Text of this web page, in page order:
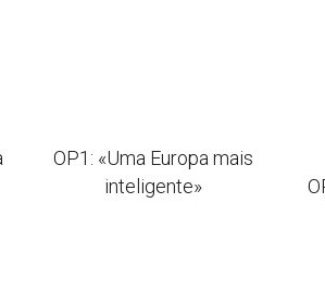
OP1: «Uma Europa mais
inteligente»